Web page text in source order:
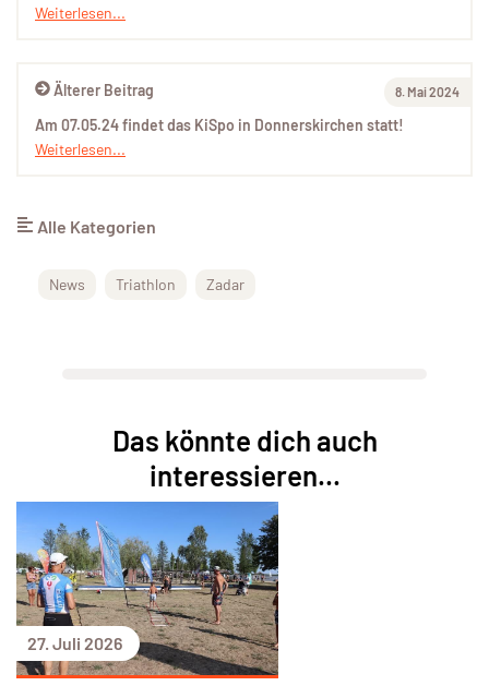
Älterer Beitrag 8. Mai 2024
Am 07.05.24 findet das KiSpo in Donnerskirchen statt!
Weiterlesen...
Weiterlesen...
Alle Kategorien
News Triathlon Zadar
Das könnte dich auch
interessieren...
27. Juli 2026